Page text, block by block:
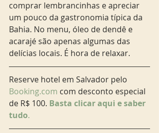
comprar lembrancinhas e apreciar
um pouco da gastronomia típica da
Bahia. No menu, óleo de dendê e
acarajé são apenas algumas das
delícias locais. É hora de relaxar.
Reserve hotel em Salvador pelo
Booking.com com desconto especial
de R$ 100. Basta clicar aqui e saber
tudo.